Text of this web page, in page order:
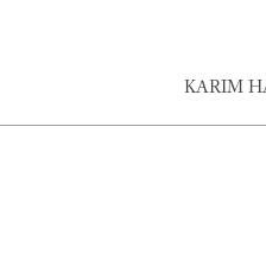
KARIM